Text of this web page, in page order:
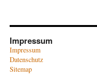
Impressum
Impressum
Datenschutz
Sitemap